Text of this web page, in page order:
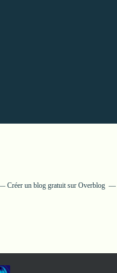
Créer un blog gratuit sur Overblog